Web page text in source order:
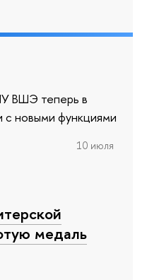
ВШЭ теперь в
с новыми функциями
10 июля
медаль